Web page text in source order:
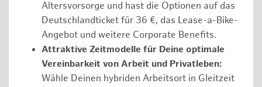
Altersvorsorge und hast die Optionen auf das
Deutschlandticket für 36 €, das Lease-a-Bike-
Angebot und weitere Corporate Benefits.
Attraktive Zeitmodelle für Deine optimale
Vereinbarkeit von Arbeit und Privatleben:
Wähle Deinen hybriden Arbeitsort in Gleitzeit